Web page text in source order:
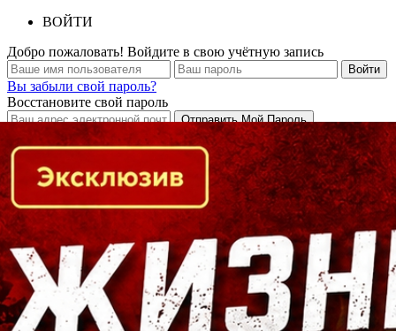
ВОЙТИ
Добро пожаловать! Войдите в свою учётную запись
Вы забыли свой пароль?
Восстановите свой пароль
Кто есть кто в Байкальском регионе